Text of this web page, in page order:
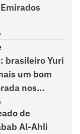
brasileiro Yuri
um bom
nos
de
Al-Ahli